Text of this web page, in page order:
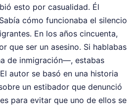
esto por casualidad. Él
cómo funcionaba el silencio
En los años cincuenta,
que ser un asesino. Si hablabas
de inmigración—, estabas
autor se basó en una historia
un estibador que denunció
para evitar que uno de ellos se